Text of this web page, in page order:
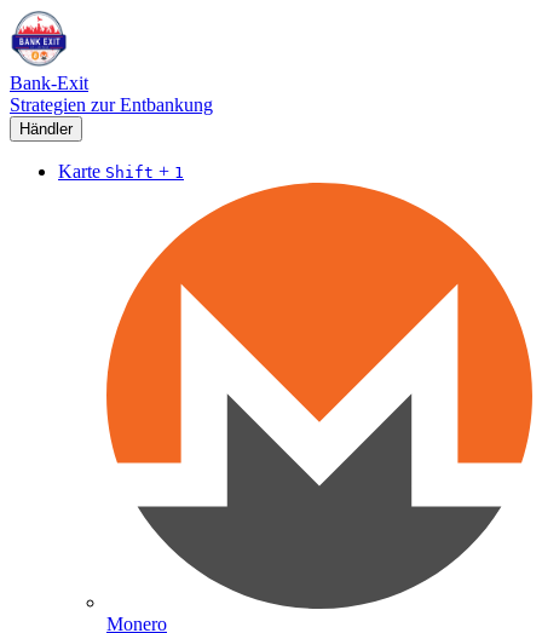
Bank-Exit
Strategien zur Entbankung
Händler
Karte Shift + 1
Monero